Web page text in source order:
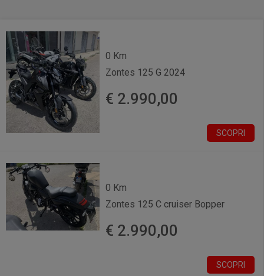
0 Km
Zontes 125 G 2024
€ 2.990,00
SCOPRI
0 Km
Zontes 125 C cruiser Bopper
€ 2.990,00
SCOPRI